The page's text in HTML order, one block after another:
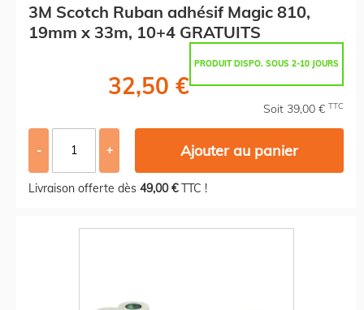
3M Scotch Ruban adhésif Magic 810,
19mm x 33m, 10+4 GRATUITS
PRODUIT DISPO. SOUS 2-10 JOURS
32,50 €
Soit 39,00 € TTC
- + Ajouter au panier
Livraison offerte dès 49,00 €TTC !